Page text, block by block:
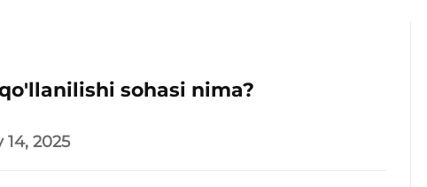
sohasi nima?
14, 2025